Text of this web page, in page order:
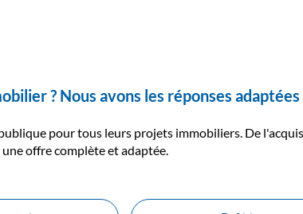
? Nous avons les réponses
pour tous leurs projets immobiliers. De
offre complète et adaptée.